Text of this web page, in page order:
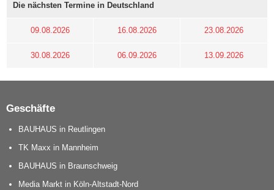
Die nächsten Termine in Deutschland
09.08.2026 16.08.2026 23.08.2026
30.08.2026 06.09.2026 13.09.2026
Geschäfte
BAUHAUS in Reutlingen
TK Maxx in Mannheim
BAUHAUS in Braunschweig
Media Markt in Köln-Altstadt-Nord